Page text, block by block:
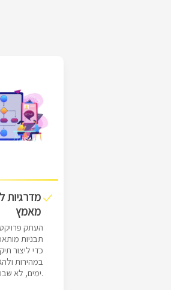
מדרגיות
מאמץ
העתק
תבניות
כדי ליצור
במהירות
ימים, לא שבועות.